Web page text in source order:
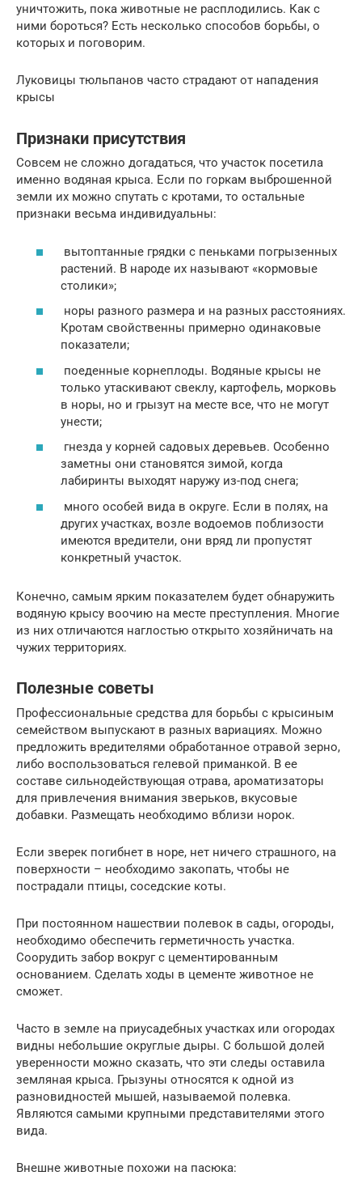
уничтожить, пока животные не расплодились. Как с
ними бороться? Есть несколько способов борьбы, о
которых и поговорим.
Луковицы тюльпанов часто страдают от нападения
крысы
Признаки присутствия
Совсем не сложно догадаться, что участок посетила
именно водяная крыса. Если по горкам выброшенной
земли их можно спутать с кротами, то остальные
признаки весьма индивидуальны:
вытоптанные грядки с пеньками погрызенных
растений. В народе их называют «кормовые
столики»;
норы разного размера и на разных расстояниях.
Кротам свойственны примерно одинаковые
показатели;
поеденные корнеплоды. Водяные крысы не
только утаскивают свеклу, картофель, морковь
в норы, но и грызут на месте все, что не могут
унести;
гнезда у корней садовых деревьев. Особенно
заметны они становятся зимой, когда
лабиринты выходят наружу из-под снега;
много особей вида в округе. Если в полях, на
других участках, возле водоемов поблизости
имеются вредители, они вряд ли пропустят
конкретный участок.
Конечно, самым ярким показателем будет обнаружить
водяную крысу воочию на месте преступления. Многие
из них отличаются наглостью открыто хозяйничать на
чужих территориях.
Полезные советы
Профессиональные средства для борьбы с крысиным
семейством выпускают в разных вариациях. Можно
предложить вредителями обработанное отравой зерно,
либо воспользоваться гелевой приманкой. В ее
составе сильнодействующая отрава, ароматизаторы
для привлечения внимания зверьков, вкусовые
добавки. Размещать необходимо вблизи норок.
Если зверек погибнет в норе, нет ничего страшного, на
поверхности – необходимо закопать, чтобы не
пострадали птицы, соседские коты.
При постоянном нашествии полевок в сады, огороды,
необходимо обеспечить герметичность участка.
Соорудить забор вокруг с цементированным
основанием. Сделать ходы в цементе животное не
сможет.
Часто в земле на приусадебных участках или огородах
видны небольшие округлые дыры. С большой долей
уверенности можно сказать, что эти следы оставила
земляная крыса. Грызуны относятся к одной из
разновидностей мышей, называемой полевка.
Являются самыми крупными представителями этого
вида.
Внешне животные похожи на пасюка: